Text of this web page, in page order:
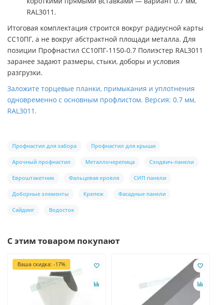
RAL3011.
Итоговая комплектация строится вокруг радиусной карты
СС10ПГ, а не вокруг абстрактной площади металла. Для
позиции Профнастил СС10ПГ-1150-0.7 Полиэстер RAL3011
заранее задают размеры, стыки, доборы и условия
разгрузки.
Заложите торцевые планки, примыкания и уплотнения
одновременно с основным профлистом. Версия: 0.7 мм,
RAL3011.
Профнастил для забора Профнастил для крыши
Арочный профнастил Металлочерепица Сэндвич-панели
Евроштакетник Фальцевая кровля СИП панели
Доборные элементы Крепеж Фасадные панели
Сайдинг Водосток
С этим товаром покупают
Ваша скидка: -17%